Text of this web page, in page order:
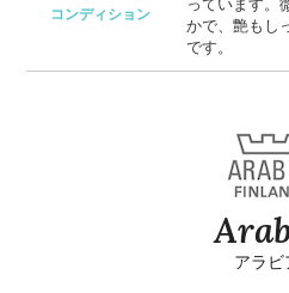
コンディション
っています。
かで、艶もし
です。
アラビ